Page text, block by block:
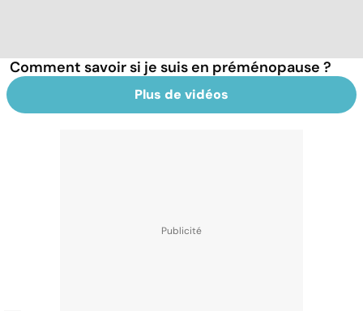
Comment savoir si je suis en préménopause ?
Plus de vidéos